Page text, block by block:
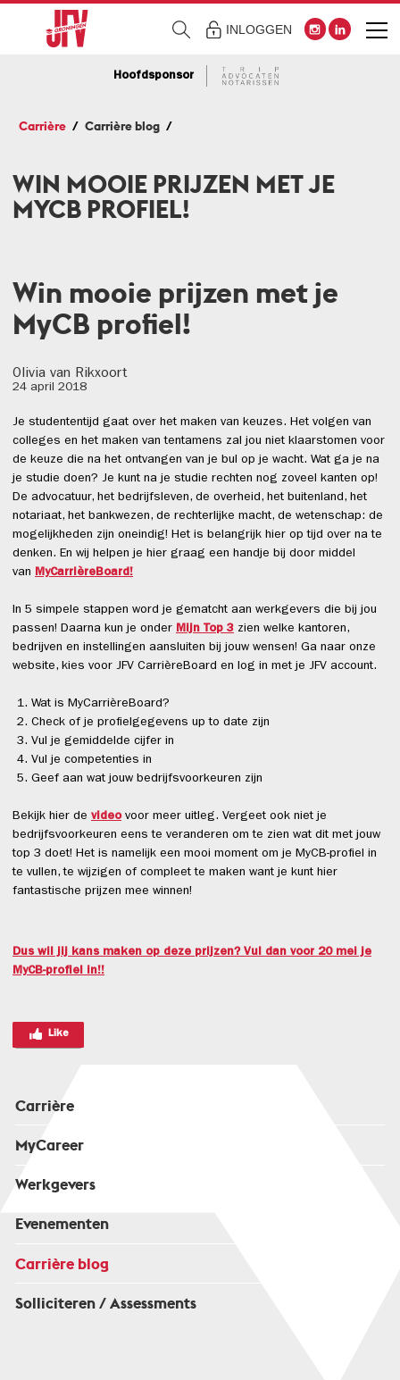
INLOGGEN
Hoofdsponsor
Carrière Carrière blog
Carrière
MyCareer
Werkgevers
Evenementen
Carrière blog
Solliciteren / Assessments
WIN MOOIE PRIJZEN MET JE
MYCB PROFIEL!
Win mooie prijzen met je
MyCB profiel!
Olivia van Rikxoort
24 april 2018
Je studententijd gaat over het maken van keuzes. Het volgen van
colleges en het maken van tentamens zal jou niet klaarstomen voor
de keuze die na het ontvangen van je bul op je wacht. Wat ga je na
je studie doen? Je kunt na je studie rechten nog zoveel kanten op!
De advocatuur, het bedrijfsleven, de overheid, het buitenland, het
notariaat, het bankwezen, de rechterlijke macht, de wetenschap: de
mogelijkheden zijn oneindig! Het is belangrijk hier op tijd over na te
denken. En wij helpen je hier graag een handje bij door middel
van MyCarrièreBoard!
In 5 simpele stappen word je gematcht aan werkgevers die bij jou
passen! Daarna kun je onder Mijn Top 3 zien welke kantoren,
bedrijven en instellingen aansluiten bij jouw wensen! Ga naar onze
website, kies voor JFV CarrièreBoard en log in met je JFV account.
Wat is MyCarrièreBoard?
Check of je profielgegevens up to date zijn
Vul je gemiddelde cijfer in
Vul je competenties in
Geef aan wat jouw bedrijfsvoorkeuren zijn
Bekijk hier de videovoor meer uitleg. Vergeet ook niet je
bedrijfsvoorkeuren eens te veranderen om te zien wat dit met jouw
top 3 doet! Het is namelijk een mooi moment om je MyCB-profiel in
te vullen, te wijzigen of compleet te maken want je kunt hier
fantastische prijzen mee winnen!
Dus wil jij kans maken op deze prijzen? Vul dan voor 20 mei je
MyCB-profiel in!!
Like